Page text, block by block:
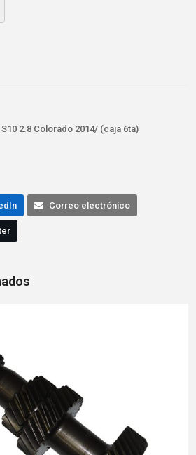
2.8 Colorado 2014/ (caja 6ta)
Correo electrónico